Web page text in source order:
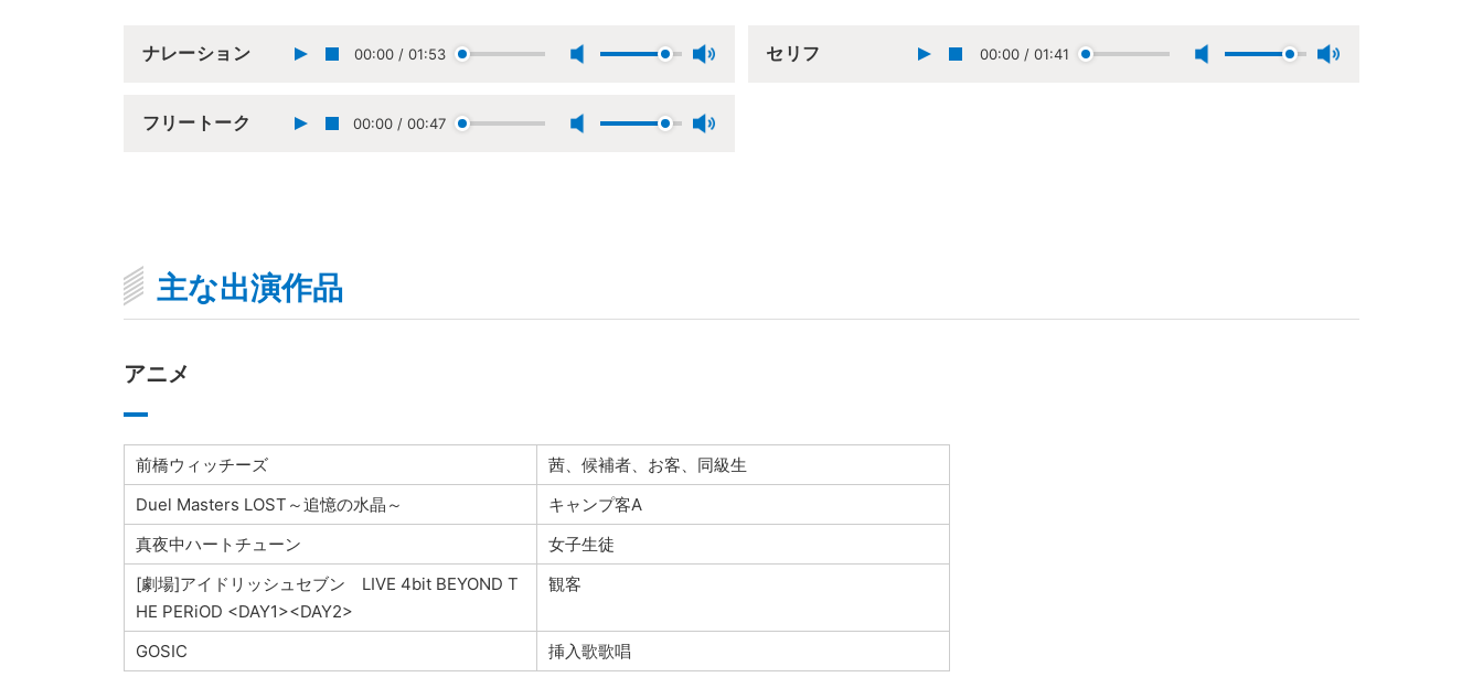
ナレーション 00:00 / 01:53 セリフ 00:00 / 01:41
フリートーク 00:00 / 00:47
主な出演作品
アニメ
前橋ウィッチーズ
茜、候補者、お客、同級生
Duel Masters LOST～追憶の水晶～
キャンプ客A
真夜中ハートチューン
女子生徒
[劇場]アイドリッシュセブン LIVE 4bit BEYOND T
HE PERiOD <DAY1><DAY2>
観客
GOSIC 挿入歌歌唱